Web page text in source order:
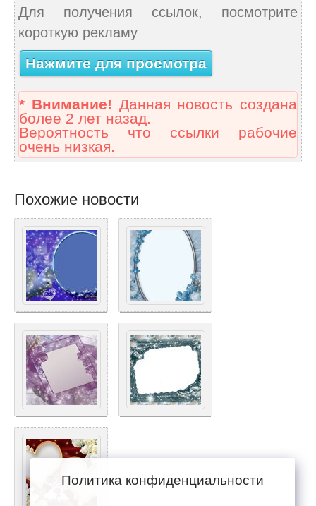
Для получения ссылок, посмотрите
короткую рекламу
Нажмите для просмотра
* Внимание! Данная новость создана
более 2 лет назад.
Вероятность что ссылки рабочие
очень низкая.
Похожие новости
Политика конфиденциальности